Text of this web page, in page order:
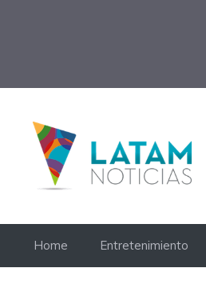
Home Entretenimiento